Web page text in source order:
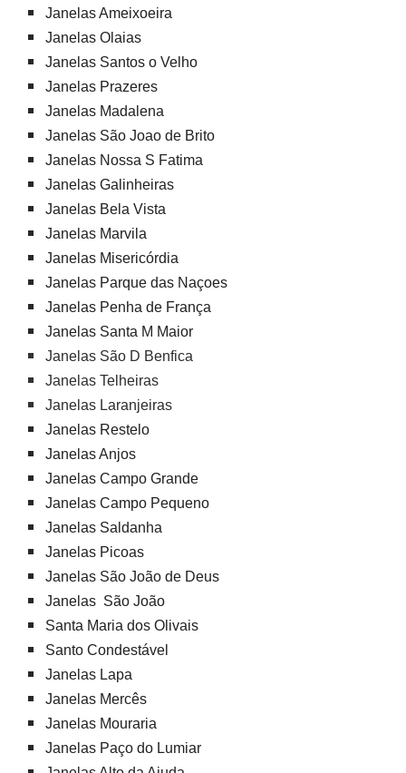
Janelas Ameixoeira
Janelas Olaias
Janelas Santos o Velho
Janelas Prazeres
Janelas Madalena
Janelas São Joao de Brito
Janelas Nossa S Fatima
Janelas Galinheiras
Janelas Bela Vista
Janelas Marvila
Janelas Misericórdia
Janelas Parque das Naçoes
Janelas Penha de França
Janelas Santa M Maior
Janelas São D Benfica
Janelas Telheiras
Janelas Laranjeiras
Janelas Restelo
Janelas Anjos
Janelas Campo Grande
Janelas Campo Pequeno
Janelas Saldanha
Janelas Picoas
Janelas São João de Deus
Janelas São João
Santa Maria dos Olivais
Santo Condestável
Janelas Lapa
Janelas Mercês
Janelas Mouraria
Janelas Paço do Lumiar